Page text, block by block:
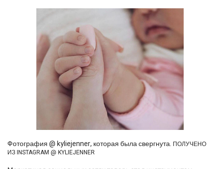
Фотография @ kyliejenner, которая была свергнута. ПОЛУЧЕНО
ИЗ INSTAGRAM @ KYLIEJENNER